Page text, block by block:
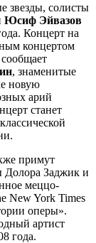
звезды, солисты
Юсиф Эйвазов
Концерт на
концертом
, знаменитые
новую
арий
станет
примут
Долора Заджик и
меццо-
New York Times
оперы».
артист
года.